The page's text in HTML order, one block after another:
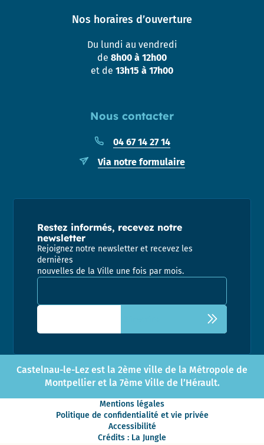
Nous contacter
04 67 14 27 14
Via notre formulaire
Nos horaires d’ouverture
Du lundi au vendredi
de 8h00 à 12h00
et de 13h15 à 17h00
Restez informés, recevez notre
newsletter
Rejoignez notre newsletter et recevez les
dernières
nouvelles de la Ville une fois par mois.
Adresse email pour la newsletter
Castelnau-le-Lez est la 2ème ville de la Métropole de
Montpellier et la 7ème Ville de l’Hérault.
Mentions légales
Politique de confidentialité et vie privée
Accessibilité
Crédits : La Jungle